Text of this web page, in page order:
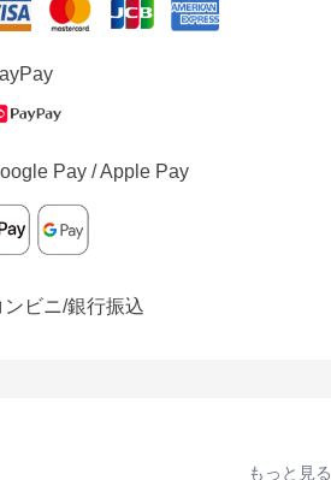
Pay / Apple Pay
ンビニ/銀行振込
もっと見る